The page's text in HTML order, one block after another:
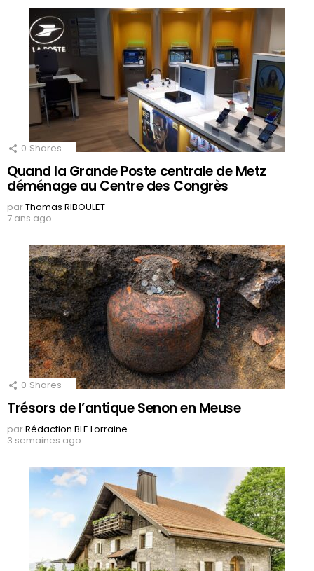
0 Shares
Quand la Grande Poste centrale de Metz
déménage au Centre des Congrès
parThomas RIBOULET
7 ans ago
0 Shares
Trésors de l’antique Senon en Meuse
parRédaction BLE Lorraine
3 semaines ago